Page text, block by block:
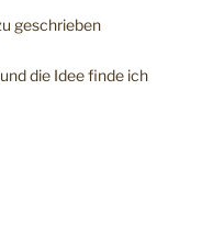
geschrieben
die Idee finde ich